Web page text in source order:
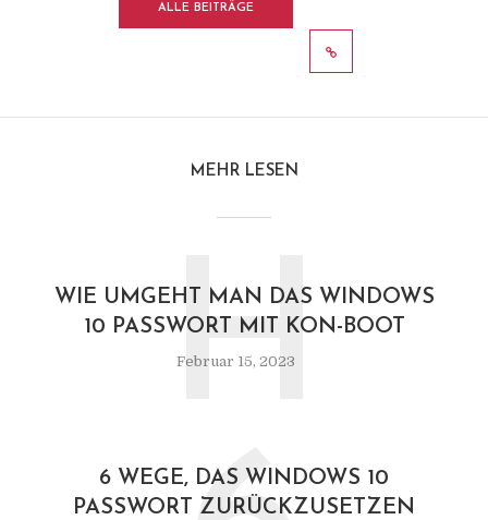
ALLE BEITRÄGE
MEHR LESEN
WIE UMGEHT MAN DAS WINDOWS
10 PASSWORT MIT KON-BOOT
Februar 15, 2023
H
6 WEGE, DAS WINDOWS 10
PASSWORT ZURÜCKZUSETZEN